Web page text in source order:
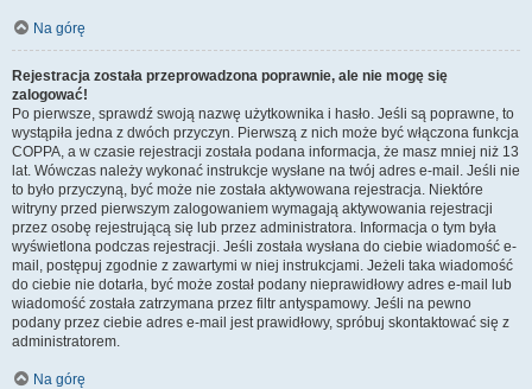
Na górę
Rejestracja została przeprowadzona poprawnie, ale nie mogę się
zalogować!
Po pierwsze, sprawdź swoją nazwę użytkownika i hasło. Jeśli są poprawne, to
wystąpiła jedna z dwóch przyczyn. Pierwszą z nich może być włączona funkcja
COPPA, a w czasie rejestracji została podana informacja, że masz mniej niż 13
lat. Wówczas należy wykonać instrukcje wysłane na twój adres e-mail. Jeśli nie
to było przyczyną, być może nie została aktywowana rejestracja. Niektóre
witryny przed pierwszym zalogowaniem wymagają aktywowania rejestracji
przez osobę rejestrującą się lub przez administratora. Informacja o tym była
wyświetlona podczas rejestracji. Jeśli została wysłana do ciebie wiadomość e-
mail, postępuj zgodnie z zawartymi w niej instrukcjami. Jeżeli taka wiadomość
do ciebie nie dotarła, być może został podany nieprawidłowy adres e-mail lub
wiadomość została zatrzymana przez filtr antyspamowy. Jeśli na pewno
podany przez ciebie adres e-mail jest prawidłowy, spróbuj skontaktować się z
administratorem.
Na górę